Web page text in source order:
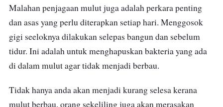
Malahan penjagaan mulut juga adalah perkara penting
dan asas yang perlu diterapkan setiap hari. Menggosok
gigi seeloknya dilakukan selepas bangun dan sebelum
tidur. Ini adalah untuk menghapuskan bakteria yang ada
di dalam mulut agar tidak menjadi berbau.
Tidak hanya anda akan menjadi kurang selesa kerana
mulut berbau, orang sekeliling juga akan merasakan